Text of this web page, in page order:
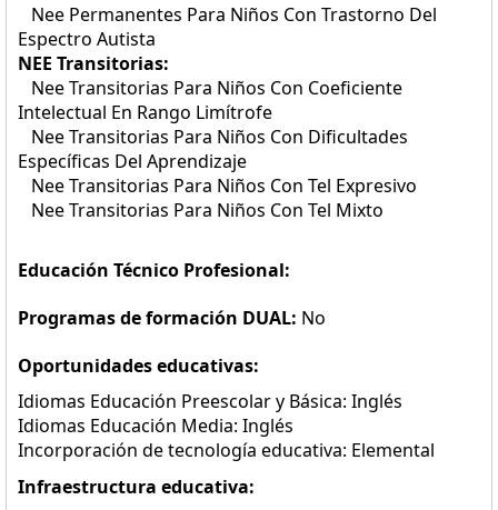
Nee Permanentes Para Niños Con Trastorno Del
Espectro Autista
NEE Transitorias:
Nee Transitorias Para Niños Con Coeficiente
Intelectual En Rango Limítrofe
Nee Transitorias Para Niños Con Dificultades
Específicas Del Aprendizaje
Nee Transitorias Para Niños Con Tel Expresivo
Nee Transitorias Para Niños Con Tel Mixto
Educación Técnico Profesional:
Programas de formación DUAL: No
Oportunidades educativas:
Idiomas Educación Preescolar y Básica: Inglés
Idiomas Educación Media: Inglés
Incorporación de tecnología educativa: Elemental
Infraestructura educativa: